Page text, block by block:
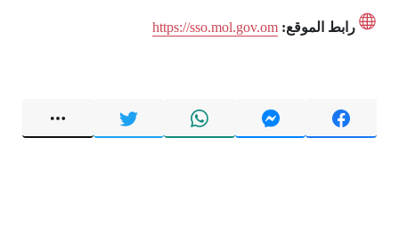
رابط الموقع: https://sso.mol.gov.om